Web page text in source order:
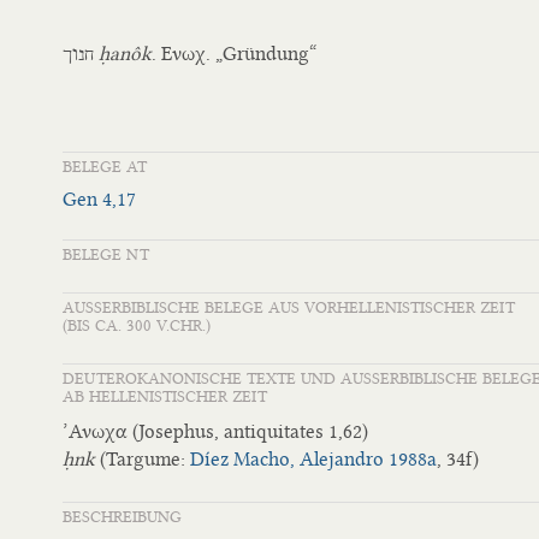
ḥanôk. Ενωχ. „Gründung“
BELEGE AT
Gen 4,17
BELEGE NT
AUSSERBIBLISCHE BELEGE AUS VORHELLENISTISCHER ZEIT
(BIS CA. 300 V.CHR.)
DEUTEROKANONISCHE TEXTE UND AUSSERBIBLISCHE
AB HELLENISTISCHER ZEIT
’Ανωχα (Josephus, antiquitates 1,62)
ḥnk(Targume: Díez Macho, Alejandro 1988a, 34f)
BESCHREIBUNG